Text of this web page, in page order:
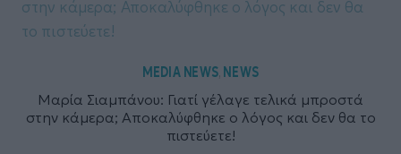
MEDIA NEWS,NEWS
Μαρία Σιαμπάνου: Γιατί γέλαγε τελικά μπροστά
στην κάμερα; Αποκαλύφθηκε ο λόγος και δεν θα το
πιστεύετε!